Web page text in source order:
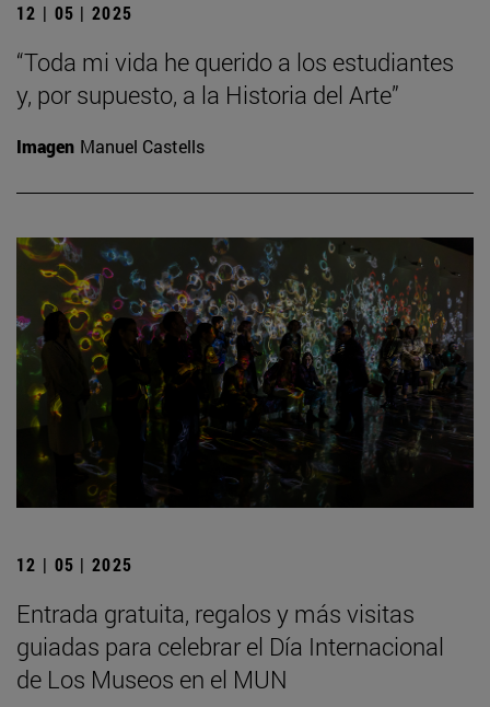
12 | 05 | 2025
“Toda mi vida he querido a los estudiantes
y, por supuesto, a la Historia del Arte”
Imagen Manuel Castells
12 | 05 | 2025
Entrada gratuita, regalos y más visitas
guiadas para celebrar el Día Internacional
de Los Museos en el MUN